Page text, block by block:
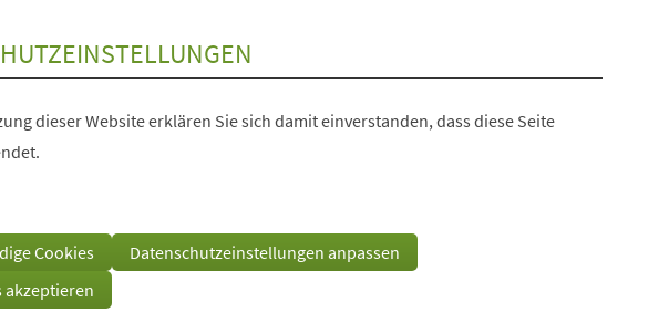
dieser Website erklären Sie sich damit einverstanden, dass diese Seite
Cookies
Datenschutzeinstellungen anpassen
akzeptieren